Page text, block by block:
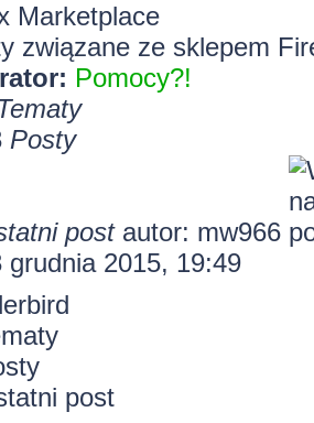
Marketplace
związane ze sklepem
Pomocy?!
Posty
postautor: mw966
grudnia 2015, 19:49
post